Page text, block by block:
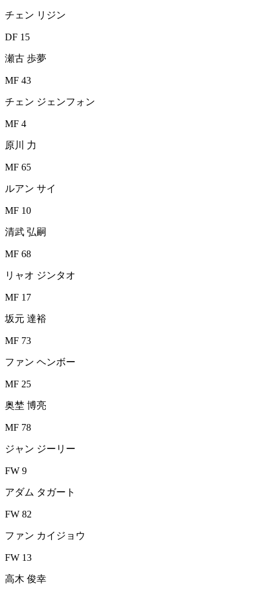
チェン リジン
DF 15
瀬古 歩夢
MF 43
チェン ジェンフォン
MF 4
原川 力
MF 65
ルアン サイ
MF 10
清武 弘嗣
MF 68
リャオ ジンタオ
MF 17
坂元 達裕
MF 73
ファン ヘンボー
MF 25
奥埜 博亮
MF 78
ジャン ジーリー
FW 9
アダム タガート
FW 82
ファン カイジョウ
FW 13
高木 俊幸